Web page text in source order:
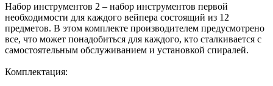
Набор инструментов 2 – набор инструментов первой
необходимости для каждого вейпера состоящий из 12
предметов. В этом комплекте производителем предусмотрено
все, что может понадобиться для каждого, кто сталкивается с
самостоятельным обслуживанием и установкой спиралей.
Комплектация: